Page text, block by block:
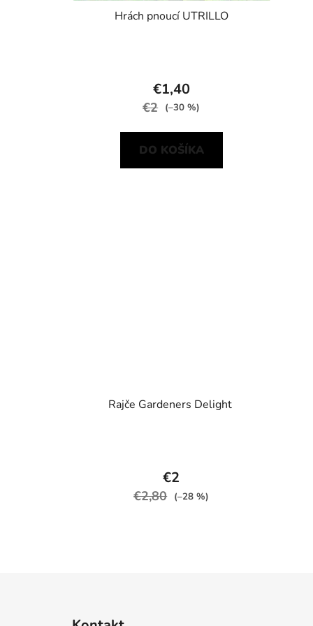
Hrách pnoucí UTRILLO
€1,40
€2 (–30 %)
DO KOŠÍKA
Rajče Gardeners Delight
€2
€2,80 (–28 %)